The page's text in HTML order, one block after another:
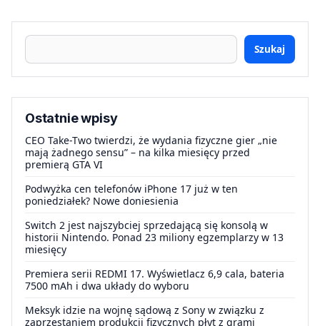
Szukaj
Ostatnie wpisy
CEO Take-Two twierdzi, że wydania fizyczne gier „nie
mają żadnego sensu” – na kilka miesięcy przed
premierą GTA VI
Podwyżka cen telefonów iPhone 17 już w ten
poniedziałek? Nowe doniesienia
Switch 2 jest najszybciej sprzedającą się konsolą w
historii Nintendo. Ponad 23 miliony egzemplarzy w 13
miesięcy
Premiera serii REDMI 17. Wyświetlacz 6,9 cala, bateria
7500 mAh i dwa układy do wyboru
Meksyk idzie na wojnę sądową z Sony w związku z
zaprzestaniem produkcji fizycznych płyt z grami